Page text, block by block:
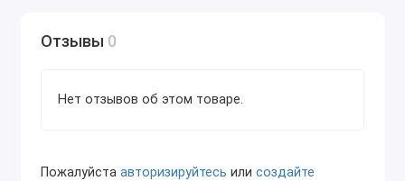
Отзывы 0
Нет отзывов об этом товаре.
Пожалуйста авторизируйтесь или создайте